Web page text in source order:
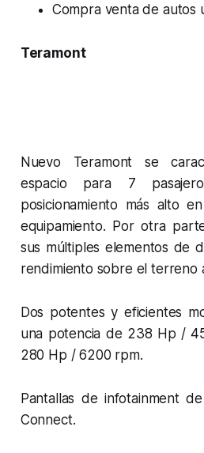
Compra venta de autos
Teramont
Nuevo Teramont se
espacio para 7
posicionamiento más alto
equipamiento. Por otra
sus múltiples elementos de
rendimiento sobre el terreno
Dos potentes y eficientes
una potencia de 238 Hp /
280 Hp / 6200 rpm.
Pantallas de infotainment
Connect.